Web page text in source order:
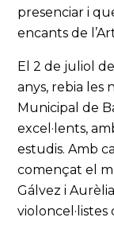
presenciar i
encants de
El 2 de juliol
anys, rebia les
Municipal de
excel·lents,
estudis. Amb
començat el
Gálvez i
violoncel·listes